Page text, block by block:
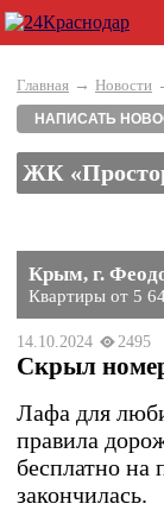
Главная → Новости
НАПИСАТЬ
ЖК
Крым, г.
Квартиры от 5
14.10.2024 2495
Скрыл
Лафа для
правила
бесплатно на
закончилась.